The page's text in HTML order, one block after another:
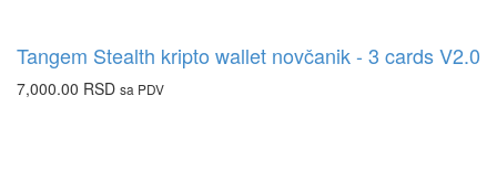
Tangem Stealth kripto wallet novčanik - 3 cards V2.0
7,000.00 RSD sa PDV